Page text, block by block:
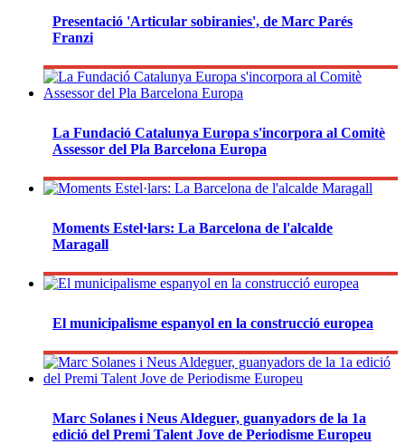
Presentació 'Articular sobiranies', de Marc Parés
Franzi
La Fundació Catalunya Europa s'incorpora al Comitè
Assessor del Pla Barcelona Europa
Moments Estel·lars: La Barcelona de l'alcalde
Maragall
El municipalisme espanyol en la construcció europea
Marc Solanes i Neus Aldeguer, guanyadors de la 1a
edició del Premi Talent Jove de Periodisme Europeu